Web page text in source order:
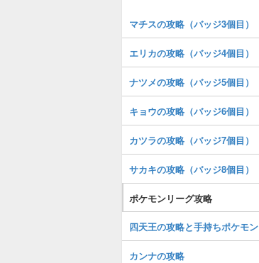
マチスの攻略（バッジ3個目）
エリカの攻略（バッジ4個目）
ナツメの攻略（バッジ5個目）
キョウの攻略（バッジ6個目）
カツラの攻略（バッジ7個目）
サカキの攻略（バッジ8個目）
ポケモンリーグ攻略
四天王の攻略と手持ちポケモン
カンナの攻略